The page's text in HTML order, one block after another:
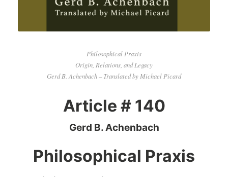
Philosophical Praxis
Origin, Relations, and Legacy
Gerd B. Achenbach – Translated by Michael Picard
Article # 140
Gerd B. Achenbach
Philosophical Praxis